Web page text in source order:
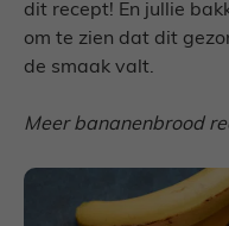
dit recept! En jullie
om te zien dat dit
de smaak valt.
Meer bananenbrood